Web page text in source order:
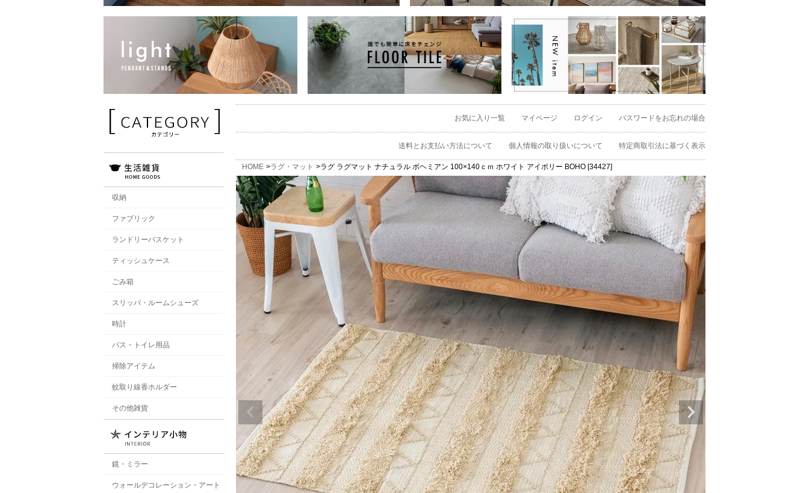
収納
ファブリック
ランドリーバスケット
ティッシュケース
ごみ箱
スリッパ・ルームシューズ
時計
バス・トイレ用品
掃除アイテム
蚊取り線香ホルダー
その他雑貨
鏡・ミラー
ウォールデコレーション・アート
お気に入り一覧 マイページ ログイン パスワードをお忘れの場合
送料とお支払い方法について 個人情報の取り扱いについて 特定商取引法に基づく表示
HOME ラグ・マット ラグ ラグマット ナチュラル ボヘミアン 100×140ｃｍ ホワイト アイボリー BOHO [34427]